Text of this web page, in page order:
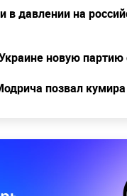
в давлении на
новую
позвал